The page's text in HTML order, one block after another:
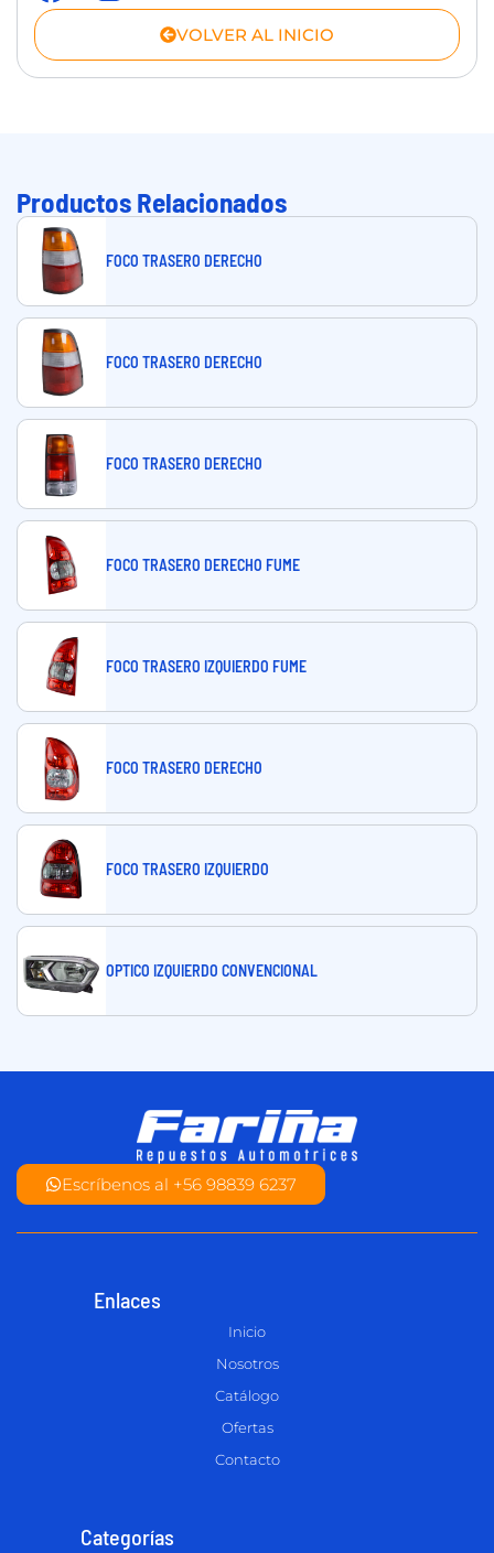
VOLVER AL INICIO
Productos Relacionados
FOCO TRASERO DERECHO
FOCO TRASERO DERECHO
FOCO TRASERO DERECHO
FOCO TRASERO DERECHO FUME
FOCO TRASERO IZQUIERDO FUME
FOCO TRASERO DERECHO
FOCO TRASERO IZQUIERDO
OPTICO IZQUIERDO CONVENCIONAL
Escríbenos al +56 98839 6237
Enlaces
Inicio
Nosotros
Catálogo
Ofertas
Contacto
Categorías